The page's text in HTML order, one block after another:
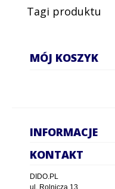
Tagi produktu
MÓJ KOSZYK
INFORMACJE
KONTAKT
DIDO.PL
ul. Rolnicza 13